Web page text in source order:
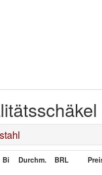
Bi Durchm. BRL